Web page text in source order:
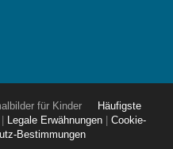
für Kinder
Häufigste
Legale Erwähnungen
Cookie-
Bestimmungen